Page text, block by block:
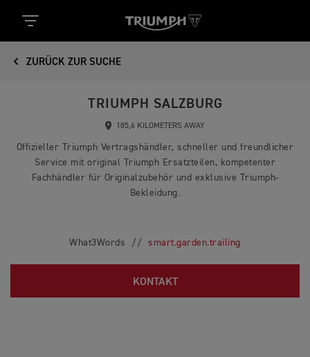
ZURÜCK ZUR SUCHE
TRIUMPH SALZBURG
185,6 KILOMETERS AWAY
Offizieller Triumph Vertragshändler, schneller und freundlicher
Service mit original Triumph Ersatzteilen, kompetenter
Fachhändler für Originalzubehör und exklusive Triumph-
Bekleidung.
What3Words //smart.garden.trailing
KONTAKT